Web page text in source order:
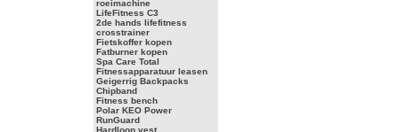
roeimachine
LifeFitness C3
2de hands lifefitness
crosstrainer
Fietskoffer kopen
Fatburner kopen
Spa Care Total
Fitnessapparatuur leasen
Geigerrig Backpacks
Chipband
Fitness bench
Polar KEO Power
RunGuard
Hardloop vest